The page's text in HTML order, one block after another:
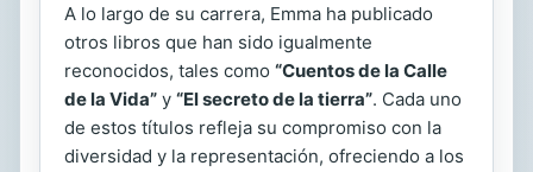
A lo largo de su carrera, Emma ha publicado
otros libros que han sido igualmente
reconocidos, tales como “Cuentos de la Calle
de la Vida” y “El secreto de la tierra”. Cada uno
de estos títulos refleja su compromiso con la
diversidad y la representación, ofreciendo a los